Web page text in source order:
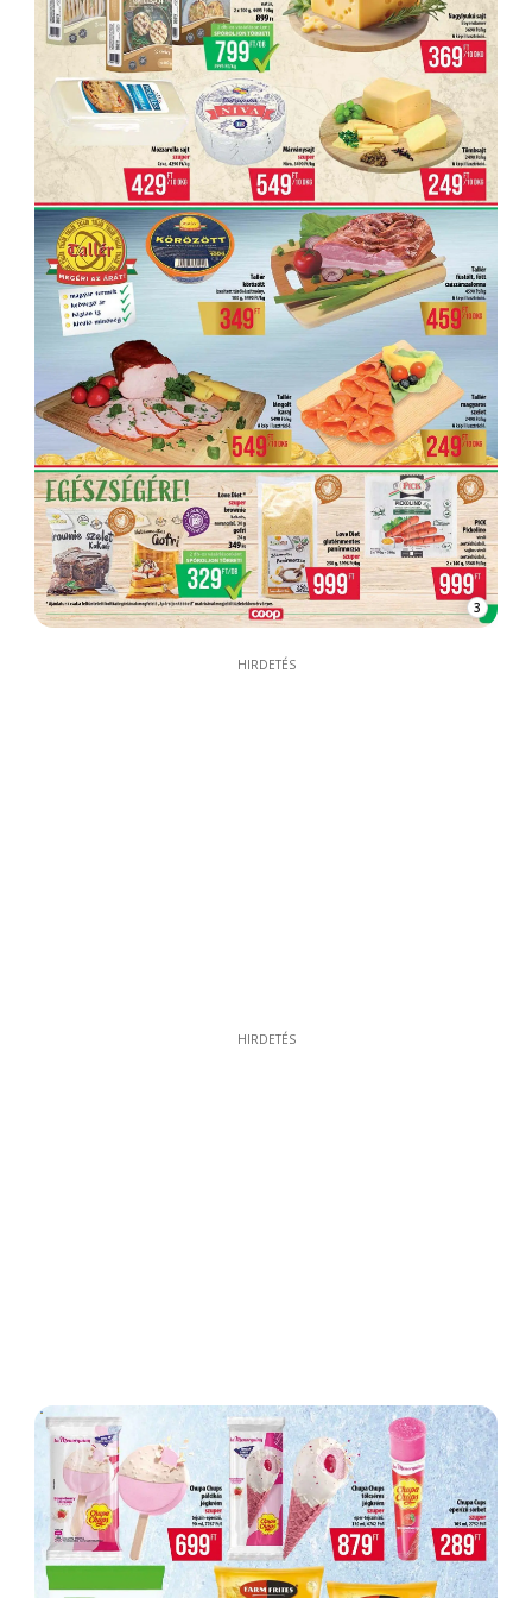
3
HIRDETÉS
HIRDETÉS